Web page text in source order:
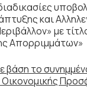
και
με
Απορριμμάτων»
το